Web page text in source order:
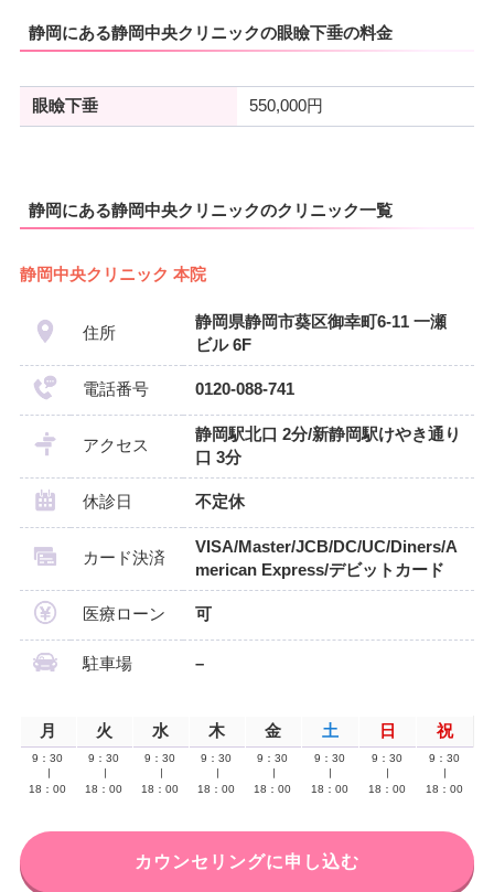
静岡にある静岡中央クリニックの眼瞼下垂の料金
眼瞼下垂 550,000円
静岡にある静岡中央クリニックのクリニック一覧
静岡中央クリニック 本院
住所
静岡県静岡市葵区御幸町6-11 一瀬
ビル 6F
電話番号 0120-088-741
アクセス
静岡駅北口 2分/新静岡駅けやき通り
口 3分
休診日 不定休
カード決済
VISA/Master/JCB/DC/UC/Diners/A
merican Express/デビットカード
医療ローン 可
駐車場 –
月 火 水 木 金 土 日 祝
9：30
18：00
9：30
18：00
9：30
18：00
9：30
18：00
9：30
18：00
9：30
18：00
9：30
18：00
9：30
18：00
カウンセリングに申し込む